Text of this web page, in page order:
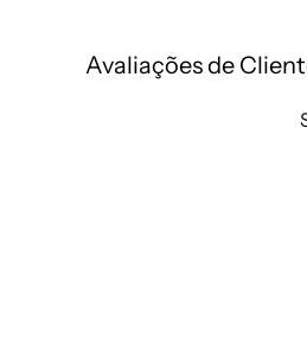
Avaliações de